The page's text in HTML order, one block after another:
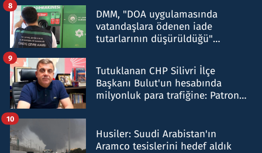
DMM, "DOA uygulamasında
vatandaşlara ödenen iade
tutarlarının düşürüldüğü"
8
Tutuklanan CHP Silivri İlçe
Başkanı Bulut'un hesabında
milyonluk para trafiğine: Patron
9
Husiler: Suudi Arabistan'ın
Aramco tesislerini hedef aldık
10